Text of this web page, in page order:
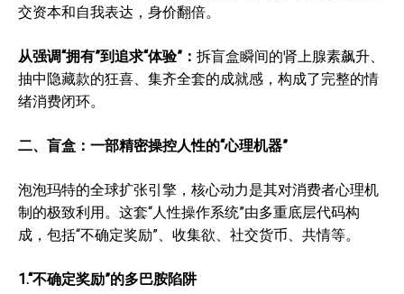
交资本和自我表达，身价翻倍。
从强调“拥有”到追求“体验”： 拆盲盒瞬间的肾上腺素飙升、
抽中隐藏款的狂喜、集齐全套的成就感，构成了完整的情
绪消费闭环。
二、 盲盒：一部精密操控人性的“心理机器”
泡泡玛特的全球扩张引擎，核心动力是其对消费者心理机
制的极致利用。这套“人性操作系统”由多重底层代码构
成，包括“不确定奖励”、收集欲、社交货币、共情等。
1.“不确定奖励”的多巴胺陷阱